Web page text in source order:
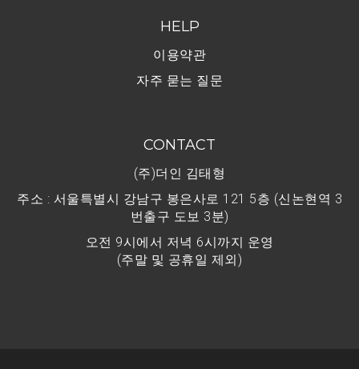
HELP
이용약관
자주 묻는 질문
CONTACT
(주)더인 김태형
주소 : 서울특별시 강남구 봉은사로 121 5층 (신논현역 3
번출구 도보 3분)
오전 9시에서 저녁 6시까지 운영
(주말 및 공휴일 제외)